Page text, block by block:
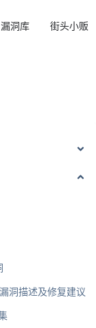
漏洞库 街头小贩
洞描述及修复建议